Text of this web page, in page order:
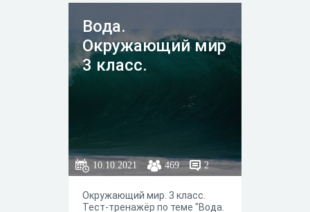
Вода.
Окружающий мир
3 класс.
10.10.2021 469 2
Окружающий мир. 3 класс.
Тест-тренажёр по теме "Вода.